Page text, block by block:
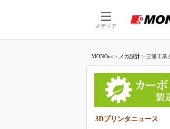
メディア
MONOist > メカ設計 > 三浦工業
3Dプリンタニュース